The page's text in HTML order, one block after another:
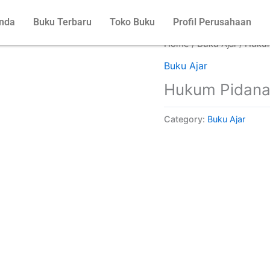
Buku Terbaru Toko Buku Profil Perusahaan
Home/Buku Ajar/
Buku Ajar
Hukum Pidana
Category: Buku Ajar